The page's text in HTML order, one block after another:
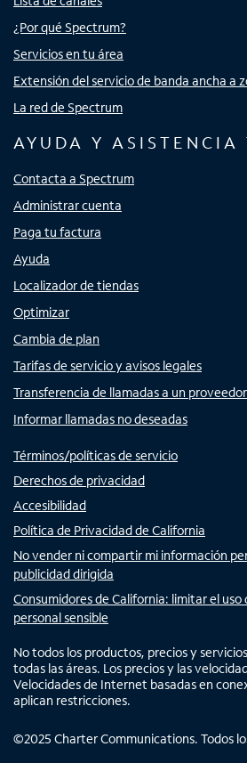
¿Por qué Spectrum?
Servicios en tu área
Extensión del servicio de banda ancha a
La red de Spectrum
AYUDA Y ASISTENCIA
Contacta a Spectrum
Administrar cuenta
Paga tu factura
Ayuda
Localizador de tiendas
Optimizar
Cambia de plan
Tarifas de servicio y avisos legales
Transferencia de llamadas a un
Informar llamadas no deseadas
Términos/políticas de servicio
Derechos de privacidad
Accesibilidad
Política de Privacidad de California
No vender ni compartir mi información
publicidad dirigida
Consumidores de California: limitar el
personal sensible
No todos los productos, precios y
todas las áreas. Los precios y las
Velocidades de Internet basadas en
aplican restricciones.
©2025 Charter Communications. Todos